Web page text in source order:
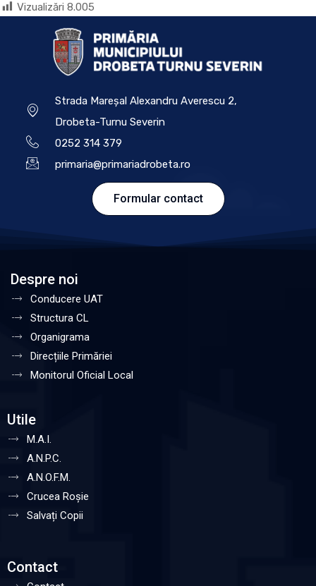
Vizualizări 8.005
Strada Mareșal Alexandru Averescu 2,
Drobeta-Turnu Severin
0252 314 379
primaria@primariadrobeta.ro
Formular contact
Despre noi
Conducere UAT
Structura CL
Organigrama
Direcțiile Primăriei
Monitorul Oficial Local
Utile
M.A.I.
A.N.P.C.
A.N.O.F.M.
Crucea Roșie
Salvați Copii
Contact